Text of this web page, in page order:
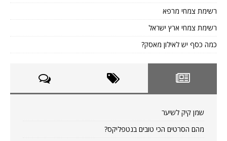
רשימת צמחי מרפא
רשימת צמחי ארץ ישראל
כמה כסף יש לאילון מאסק?
שמן קיק לשיער
מהם הסרטים הכי טובים בנטפליקס?